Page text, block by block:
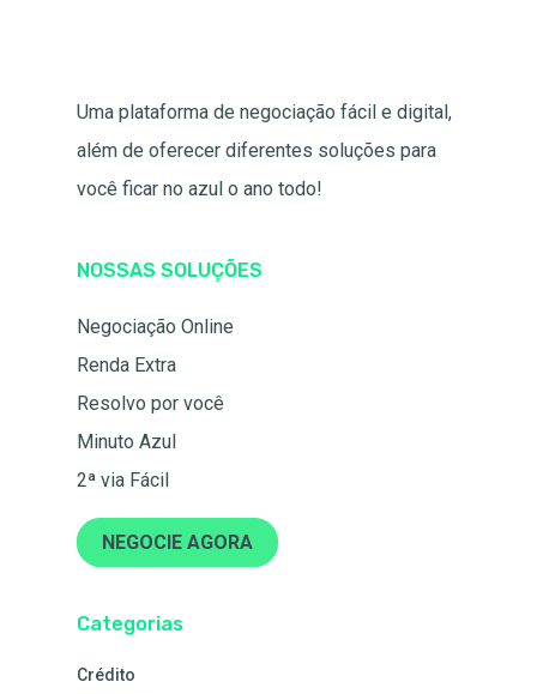
Uma plataforma de negociação fácil e digital,
além de oferecer diferentes soluções para
você ficar no azul o ano todo!
NOSSAS SOLUÇÕES
Negociação Online
Renda Extra
Resolvo por você
Minuto Azul
2ª via Fácil
NEGOCIE AGORA
Categorias
Crédito